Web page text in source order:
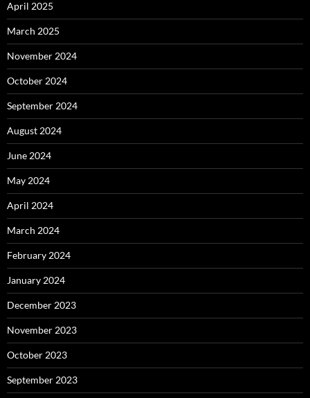
April 2025
March 2025
November 2024
October 2024
September 2024
August 2024
June 2024
May 2024
April 2024
March 2024
February 2024
January 2024
December 2023
November 2023
October 2023
September 2023